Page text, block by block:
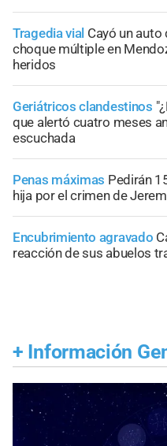
Tragedia vial Cayó un
choque múltiple en
heridos
Geriátricos clandestinos
que alertó cuatro meses
escuchada
Penas máximas Pedirán
hija por el crimen de
Encubrimiento agravado
reacción de sus abuelos
+ Información